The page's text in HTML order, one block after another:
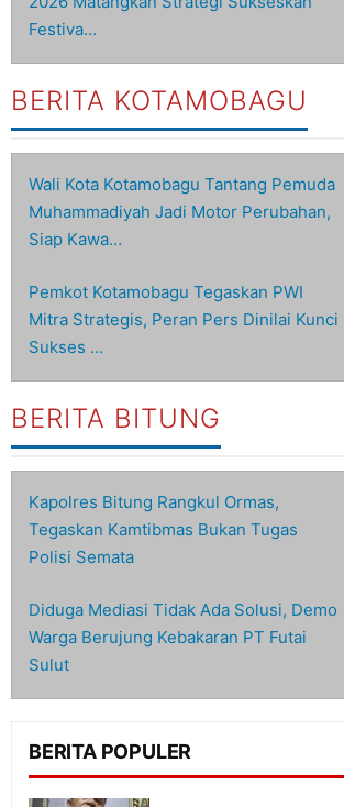
Festiva…
BERITA KOTAMOBAGU
Wali Kota Kotamobagu Tantang Pemuda
Muhammadiyah Jadi Motor Perubahan,
Siap Kawa…
Pemkot Kotamobagu Tegaskan PWI
Mitra Strategis, Peran Pers Dinilai Kunci
Sukses …
BERITA BITUNG
Kapolres Bitung Rangkul Ormas,
Tegaskan Kamtibmas Bukan Tugas
Polisi Semata
Diduga Mediasi Tidak Ada Solusi, Demo
Warga Berujung Kebakaran PT Futai
Sulut
BERITA POPULER